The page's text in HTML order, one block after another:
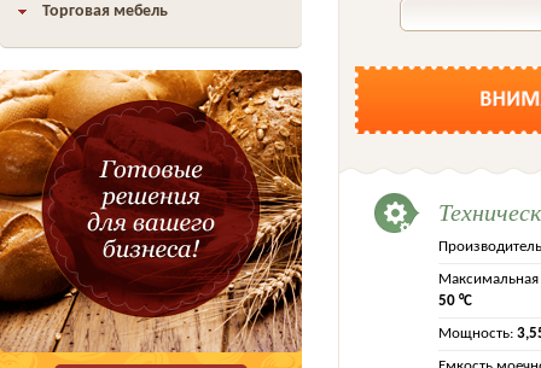
Максимальная
50 °C
Мощность:
Торговая мебель